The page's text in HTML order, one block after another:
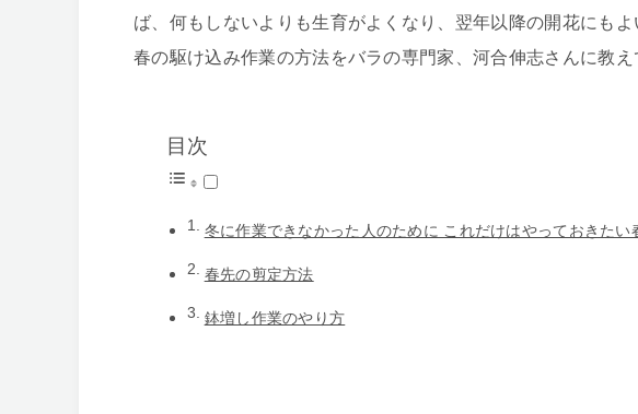
ば、何もしないよりも生育がよくなり、翌年以降の開花にも
春の駆け込み作業の方法をバラの専門家、河合伸志さんに教え
目次
冬に作業できなかった人のために これだけはやっておきた
春先の剪定方法
鉢増し作業のやり方